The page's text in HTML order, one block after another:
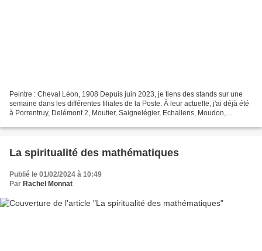
Peintre : Cheval Léon, 1908 Depuis juin 2023, je tiens des stands sur une
semaine dans les différentes filiales de la Poste. À leur actuelle, j'ai déjà été
à Porrentruy, Delémont 2, Moutier, Saignelégier, Echallens, Moudon,
La spiritualité des mathématiques
Publié le 01/02/2024 à 10:49
Par Rachel Monnat